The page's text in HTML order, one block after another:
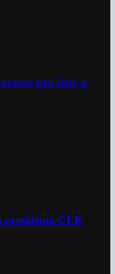
pro ženy u
prezidenta ČLK